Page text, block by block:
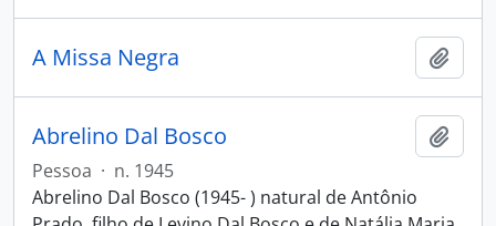
A Missa Negra
Abrelino Dal Bosco
Pessoa · n. 1945
Abrelino Dal Bosco (1945- ) natural de Antônio